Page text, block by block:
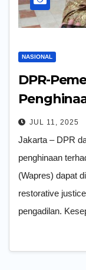
NASIONAL
DPR-
JUL 11, 2025
Jakarta – DPR
penghinaan
(Wapres) dapat
restorative
pengadilan.